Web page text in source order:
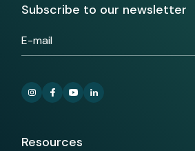
Subscribe to our newsletter
Resources